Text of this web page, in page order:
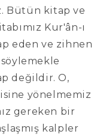
Bütün kitap ve
Kur'ân-ı
eden ve zihnen
değildir. O,
yönelmemiz
gereken bir
kalpler